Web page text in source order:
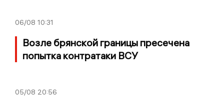
06/08 10:31
Возле брянской границы пресечена
попытка контратаки ВСУ
05/08 20:56